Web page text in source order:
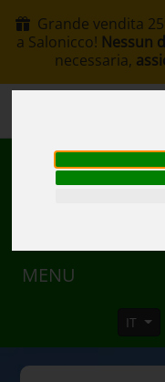
Grande vendita
a Salonicco! Nessun
necessaria,
MENU
IT